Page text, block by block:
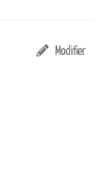
Modifier